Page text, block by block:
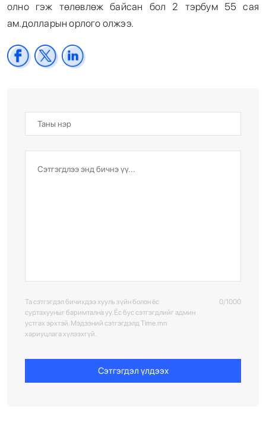
олно гэж төлөвлөж байсан бол 2 тэрбум 55 сая
ам.долларын орлого олжээ.
Та сэтгэгдэл бичихдээ хууль зүйн болон ёс
суртахууныг баримтална уу. Ёс бус сэтгэгдлийг админ
устгах эрхтэй. Мэдээний сэтгэгдэлд Time.mn
хариуцлага хүлээхгүй.
0/1000
Сэтгэгдэл үлдээх